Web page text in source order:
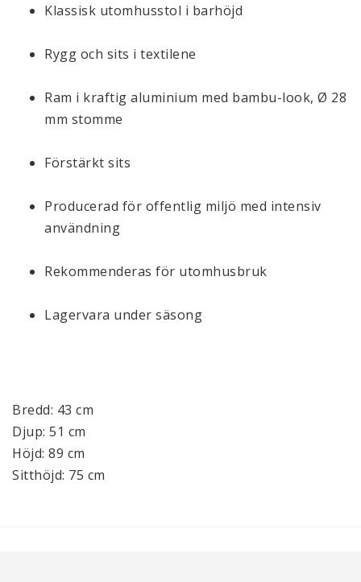
Klassisk utomhusstol i barhöjd
Rygg och sits i textilene
Ram i kraftig aluminium med bambu-look, Ø 28
mm stomme
Förstärkt sits
Producerad för offentlig miljö med intensiv
användning
Rekommenderas för utomhusbruk
Lagervara under säsong
Bredd: 43 cm
Djup: 51 cm
Höjd: 89 cm
Sitthöjd: 75 cm